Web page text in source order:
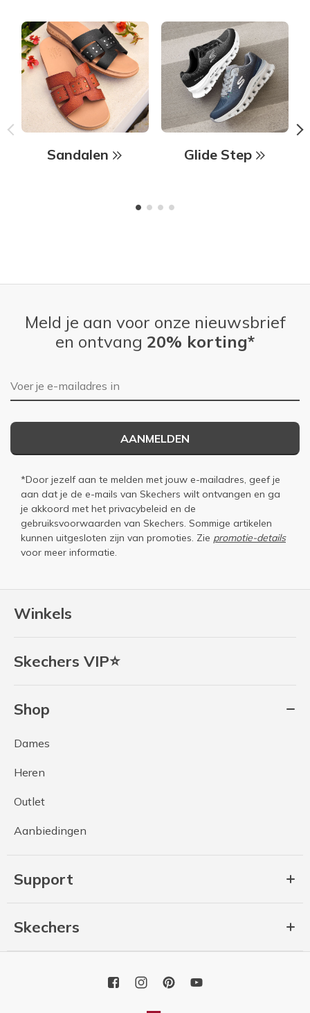
Sandalen Glide Step
Winkels
Skechers VIP⭐
Shop
Dames
Heren
Outlet
Aanbiedingen
Support
Skechers
Meld je aan voor onze nieuwsbrief
en ontvang 20% korting*
E-mailadres
AANMELDEN
*Door jezelf aan te melden met jouw e-mailadres, geef je
aan dat je de e-mails van Skechers wilt ontvangen en ga
je akkoord met het privacybeleid en de
gebruiksvoorwaarden van Skechers. Sommige artikelen
kunnen uitgesloten zijn van promoties. Zie promotie-details
voor meer informatie.